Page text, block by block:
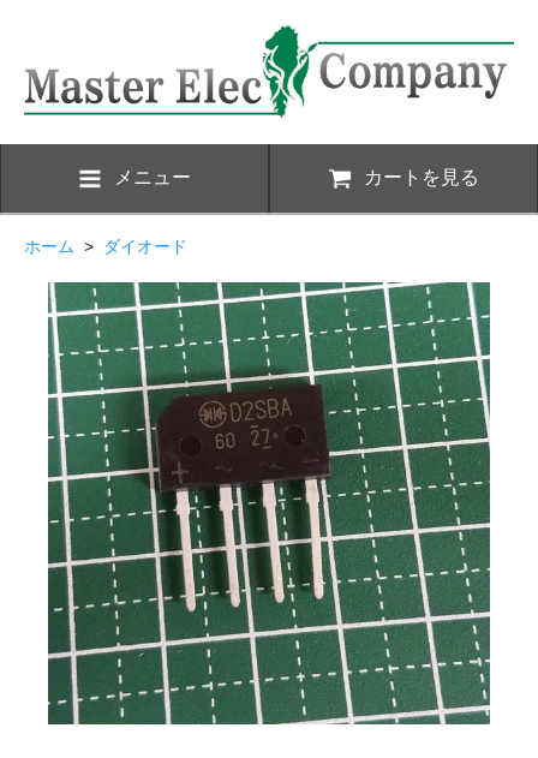
メニュー カートを見る
ホーム > ダイオード